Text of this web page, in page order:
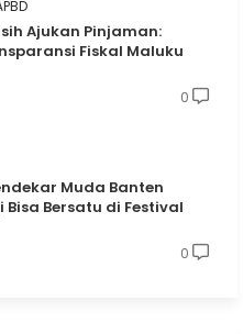
Ajukan Pinjaman:
Fiskal Maluku
0
Muda Banten
Bersatu di Festival
0